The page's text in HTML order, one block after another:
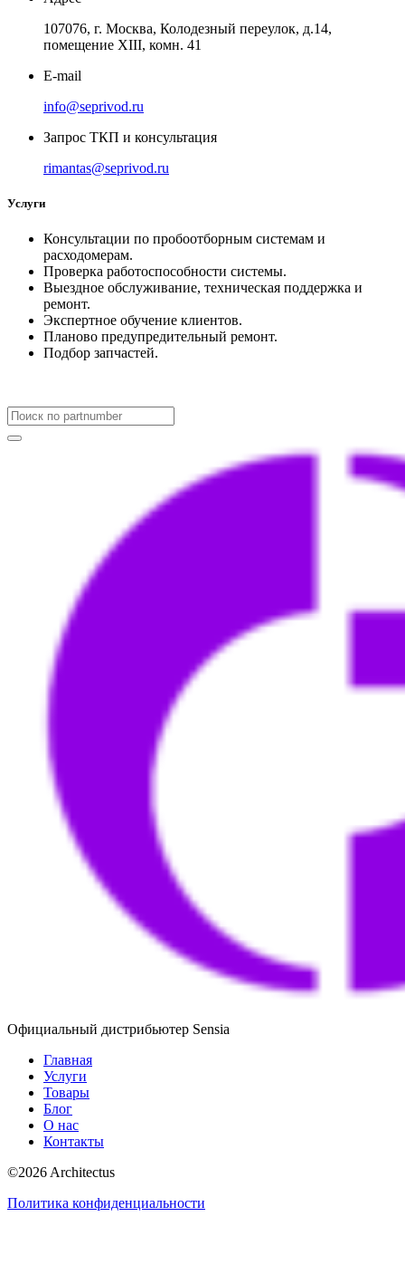
107076, г. Москва, Колодезный переулок, д.14,
помещение ХIII, комн. 41
E-mail
info@seprivod.ru
Запрос ТКП и консультация
rimantas@seprivod.ru
Услуги
Консультации по пробоотборным системам и
расходомерам.
Проверка работоспособности системы.
Выездное обслуживание, техническая поддержка и
ремонт.
Экспертное обучение клиентов.
Планово предупредительный ремонт.
Подбор запчастей.
Официальный дистрибьютер Sensia
Главная
Услуги
Товары
Блог
О нас
Контакты
©2026 Architectus
Политика конфиденциальности